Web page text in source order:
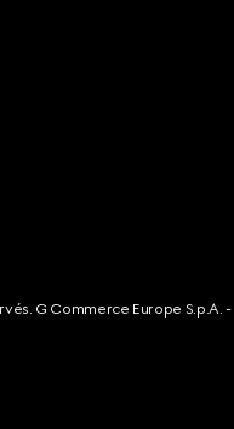
G Commerce Europe